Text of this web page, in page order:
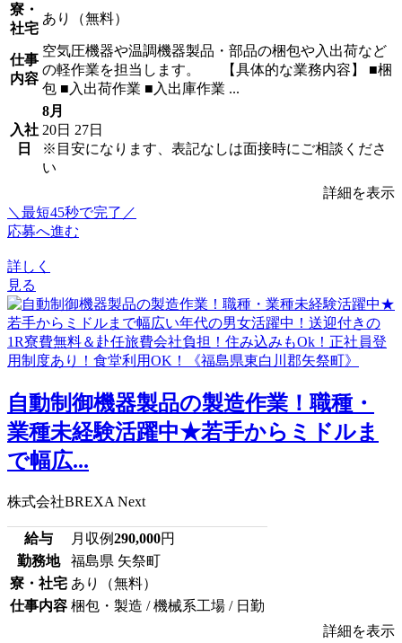
寮・
社宅
あり（無料）
仕事
内容
空気圧機器や温調機器製品・部品の梱包や入出荷など
の軽作業を担当します。 【具体的な業務内容】 ■梱
包 ■入出荷作業 ■入出庫作業 ...
入社
日
8月
20日 27日
※目安になります、表記なしは面接時にご相談くださ
い
詳細を表示
＼最短45秒で完了／
応募へ進む
詳しく
見る
自動制御機器製品の製造作業！職種・
業種未経験活躍中★若手からミドルま
で幅広...
株式会社BREXA Next
給与 月収例290,000円
勤務地
福島県 矢祭町
寮・社宅 あり（無料）
仕事内容 梱包・製造 / 機械系工場 / 日勤
詳細を表示